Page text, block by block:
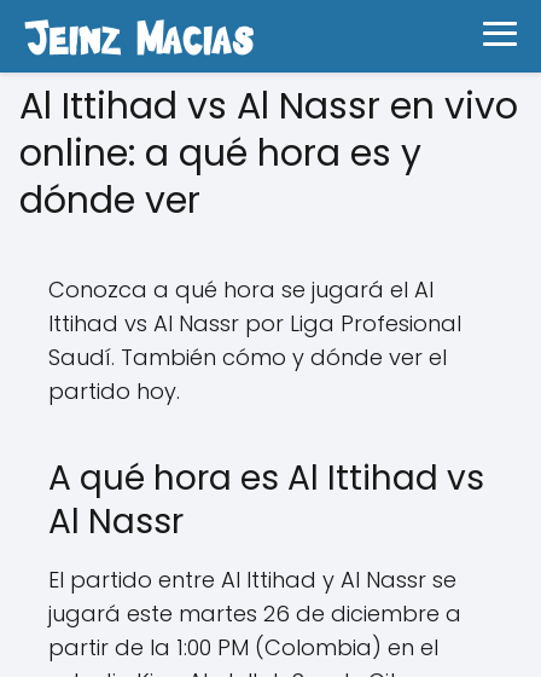
Al Ittihad vs Al Nassr en vivo
online: a qué hora es y
dónde ver
Conozca a qué hora se jugará el Al
Ittihad vs Al Nassr por Liga Profesional
Saudí. También cómo y dónde ver el
partido hoy.
A qué hora es Al Ittihad vs
Al Nassr
El partido entre Al Ittihad y Al Nassr se
jugará este martes 26 de diciembre a
partir de la 1:00 PM (Colombia) en el